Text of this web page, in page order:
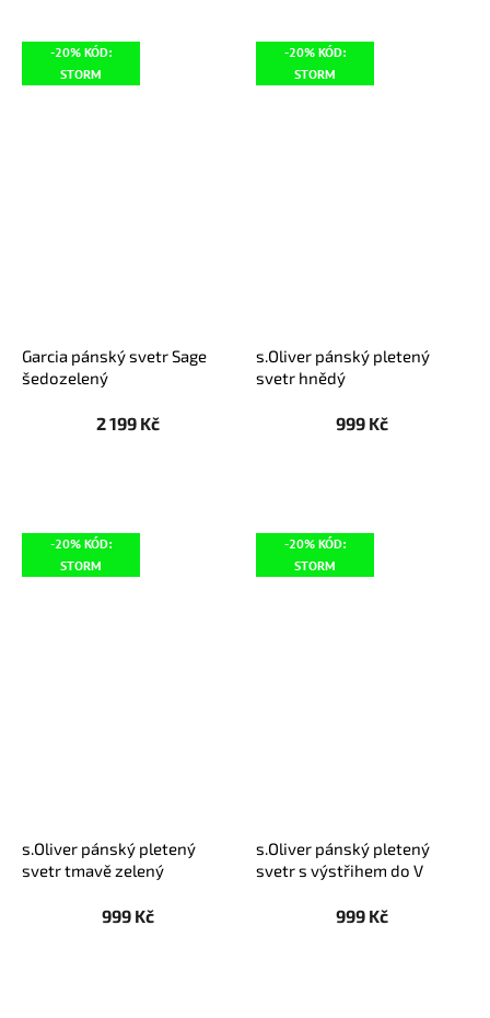
-20% KÓD:
STORM
Garcia pánský svetr Sage
šedozelený
2 199 Kč
-20% KÓD:
STORM
s.Oliver pánský pletený
svetr hnědý
999 Kč
-20% KÓD:
STORM
s.Oliver pánský pletený
svetr tmavě zelený
999 Kč
-20% KÓD:
STORM
s.Oliver pánský pletený
svetr s výstřihem do V
999 Kč